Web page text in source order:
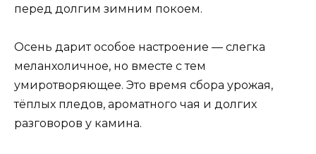
перед долгим зимним покоем.
Осень дарит особое настроение — слегка
меланхоличное, но вместе с тем
умиротворяющее. Это время сбора урожая,
тёплых пледов, ароматного чая и долгих
разговоров у камина.